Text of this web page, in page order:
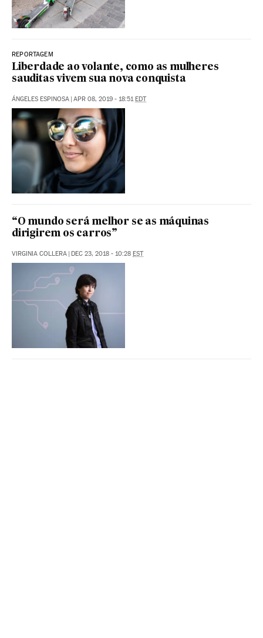
REPORTAGEM
Liberdade ao volante, como as mulheres
sauditas vivem sua nova conquista
ÁNGELES ESPINOSA | APR 08, 2019 - 18:51EDT
“O mundo será melhor se as máquinas
dirigirem os carros”
VIRGINIA COLLERA | DEC 23, 2018 - 10:28 EST